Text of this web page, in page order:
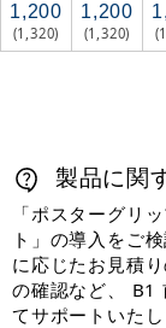
1,200
(1,320)
1,200
(1,320)
製品に関
「ポスターグリ
ト」の導入をご
に応じたお見積
の確認など、 B1
てサポートいたし